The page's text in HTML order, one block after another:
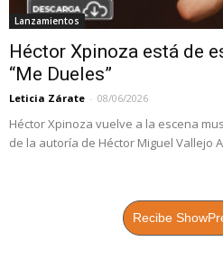
Lanzamientos
Héctor Xpinoza está de
“Me Dueles”
Leticia Zárate - 08/06/2026
Héctor Xpinoza vuelve a la escena
de la autoría de Héctor Miguel Vallejo
Recibe